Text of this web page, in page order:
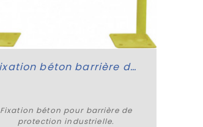
Fixation béton barrière de protection
Fixation béton pour barrière de
protection industrielle.